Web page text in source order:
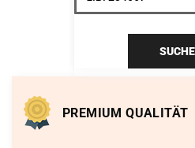
SUCHE
PREMIUM QUALITÄT